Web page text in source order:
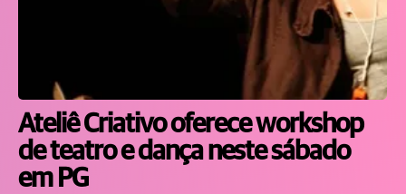
Ateliê Criativo oferece workshop
de teatro e dança neste sábado
em PG